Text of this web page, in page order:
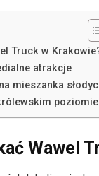
Truck w
atrakcje
mieszanka
poziomie
Wawel